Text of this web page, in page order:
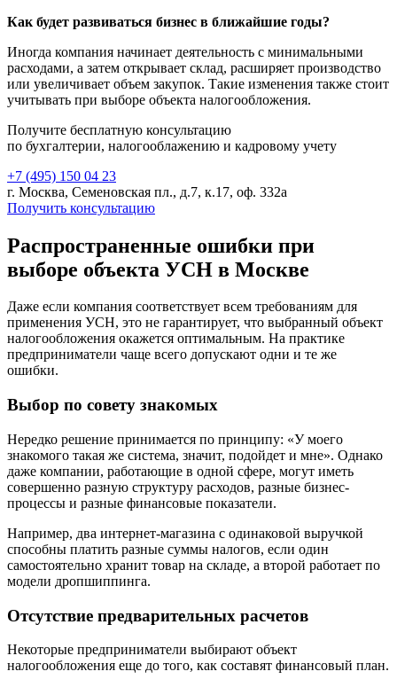
Как будет развиваться бизнес в ближайшие годы?
Иногда компания начинает деятельность с минимальными
расходами, а затем открывает склад, расширяет производство
или увеличивает объем закупок. Такие изменения также стоит
учитывать при выборе объекта налогообложения.
Получите бесплатную консультацию
по бухгалтерии, налогооблажению и кадровому учету
+7 (495) 150 04 23
г. Москва, Семеновская пл., д.7, к.17, оф. 332а
Получить консультацию
Распространенные ошибки при
выборе объекта УСН в Москве
Даже если компания соответствует всем требованиям для
применения УСН, это не гарантирует, что выбранный объект
налогообложения окажется оптимальным. На практике
предприниматели чаще всего допускают одни и те же
ошибки.
Выбор по совету знакомых
Нередко решение принимается по принципу: «У моего
знакомого такая же система, значит, подойдет и мне». Однако
даже компании, работающие в одной сфере, могут иметь
совершенно разную структуру расходов, разные бизнес-
процессы и разные финансовые показатели.
Например, два интернет-магазина с одинаковой выручкой
способны платить разные суммы налогов, если один
самостоятельно хранит товар на складе, а второй работает по
модели дропшиппинга.
Отсутствие предварительных расчетов
Некоторые предприниматели выбирают объект
налогообложения еще до того, как составят финансовый план.